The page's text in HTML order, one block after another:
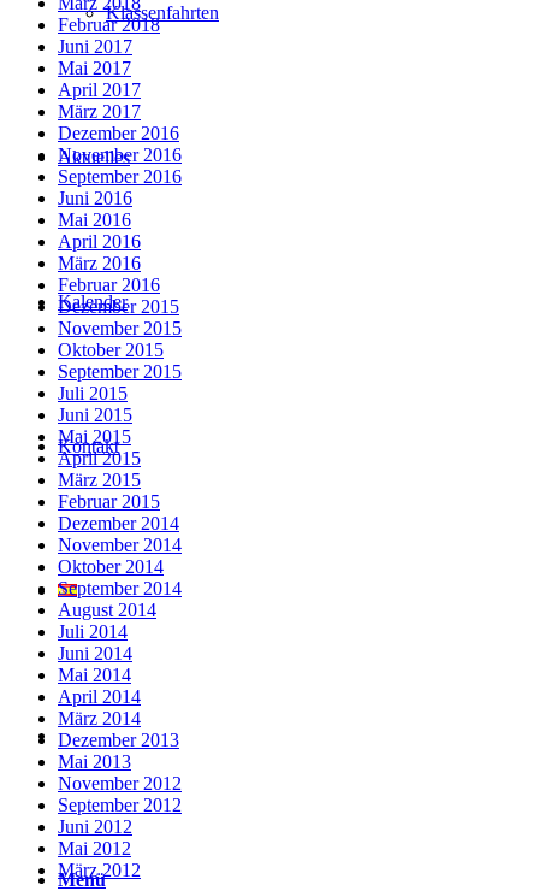
Klassenfahrten
Aktuelles
Kalender
Kontakt
Suche
MenüMenü
Februar 2018
Juni 2017
Mai 2017
April 2017
März 2017
Dezember 2016
November 2016
September 2016
Juni 2016
Mai 2016
April 2016
März 2016
Februar 2016
Dezember 2015
November 2015
Oktober 2015
September 2015
Juli 2015
Juni 2015
Mai 2015
April 2015
März 2015
Februar 2015
Dezember 2014
November 2014
Oktober 2014
September 2014
August 2014
Juli 2014
Juni 2014
Mai 2014
April 2014
März 2014
Dezember 2013
Mai 2013
November 2012
September 2012
Juni 2012
Mai 2012
März 2012